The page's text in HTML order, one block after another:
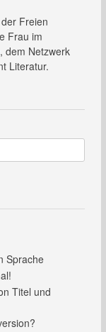
Freien
Frau im
, dem Netzwerk
Literatur.
Sprache
Titel und